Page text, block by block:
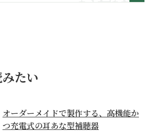
たい
オーダーメイドで製作する、高機能か
つ充電式の耳あな型補聴器